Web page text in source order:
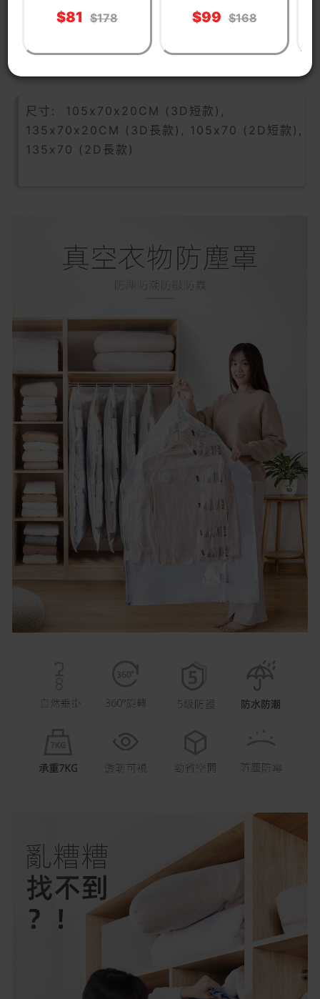
有效整理衣物並節省空間
尺寸: 105x70x20CM (3D短款),
135x70x20CM (3D長款), 105x70 (2D短款),
135x70 (2D長款)
$81 $178 $99 $168